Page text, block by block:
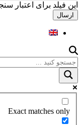
این فیلد برای اعتبار
Exact matches only